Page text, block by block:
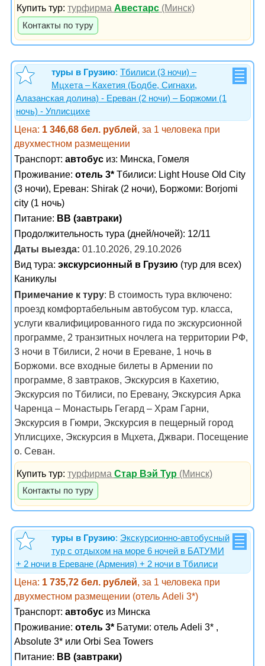
Купить тур:турфирмаАвестарс (Минск)
Контакты по туру
туры в Грузию: Тбилиси (3 ночи) –
Мцхета – Кахетия (Бодбе, Сигнахи,
Алазанская долина) - Ереван (2 ночи) – Боржоми (1
ночь) - Уплисцихе
Цена: 1 346,68 бел. рублей, за 1 человека при
двухместном размещении
Транспорт: автобус из: Минска, Гомеля
Проживание: отель 3* Тбилиси: Light House Old City
(3 ночи), Ереван: Shirak (2 ночи), Боржоми: Borjomi
city (1 ночь)
Питание: BB (завтраки)
Продолжительность тура (дней/ночей): 12/11
Даты выезда: 01.10.2026, 29.10.2026
Вид тура: экскурсионный в Грузию (тур для всех)
Каникулы
Примечание к туру: В стоимость тура включено:
проезд комфортабельным автобусом тур. класса,
услуги квалифицированного гида по экскурсионной
программе, 2 транзитных ночлега на территории РФ,
3 ночи в Тбилиси, 2 ночи в Ереване, 1 ночь в
Боржоми. все входные билеты в Армении по
программе, 8 завтраков, Экскурсия в Кахетию,
Экскурсия по Тбилиси, по Еревану, Экскурсия Арка
Чаренца – Монастырь Гегард – Храм Гарни,
Экскурсия в Гюмри, Экскурсия в пещерный город
Уплисцихе, Экскурсия в Мцхета, Джвари. Посещение
о. Севан.
Купить тур:турфирмаСтар Вэй Тур (Минск)
Контакты по туру
туры в Грузию: Экскурсионно-автобусный
тур с отдыхом на море 6 ночей в БАТУМИ
+ 2 ночи в Ереване (Армения) + 2 ночи в Тбилиси
Цена: 1 735,72 бел. рублей, за 1 человека при
двухместном размещении (отель Adeli 3*)
Транспорт: автобус из Минска
Проживание: отель 3* Батуми: отель Adeli 3* ,
Absolute 3* или Orbi Sea Towers
Питание: BB (завтраки)